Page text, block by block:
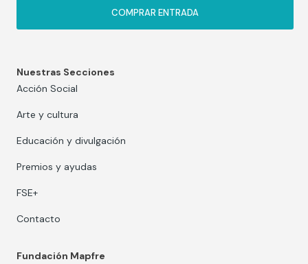
COMPRAR ENTRADA
Nuestras Secciones
Acción Social
Arte y cultura
Educación y divulgación
Premios y ayudas
FSE+
Contacto
Fundación Mapfre